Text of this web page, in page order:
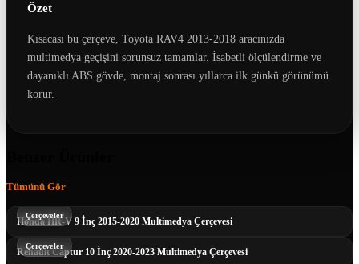
Özet
Kısacası bu çerçeve, Toyota RAV4 2013-2018 aracınızda
multimedya geçişini sorunsuz tamamlar. İsabetli ölçülendirme ve
dayanıklı ABS gövde, montaj sonrası yıllarca ilk günkü görünümü
korur.
Tümünü Gör
Honda HR-V 9 İnç 2015-2020 Multimedya Çerçevesi
Çerçeveler
Renault Captur 10 İnç 2020-2023 Multimedya Çerçevesi
Çerçeveler